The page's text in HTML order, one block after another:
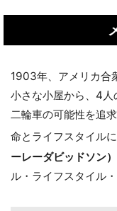
1903年、アメリカ合
小さな小屋から、4人
二輪車の可能性を追
命とライフスタイルに
ーレーダビッドソン）
ル・ライフスタイル